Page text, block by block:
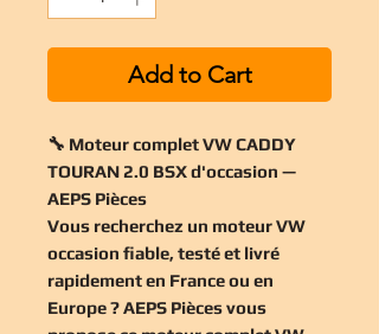
Add to Cart
🔧 Moteur complet VW CADDY
TOURAN 2.0 BSX d'occasion —
AEPS Pièces
Vous recherchez un moteur VW
occasion fiable, testé et livré
rapidement en France ou en
Europe ? AEPS Pièces vous